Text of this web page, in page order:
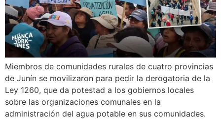
Miembros de comunidades rurales de cuatro provincias
de Junín se movilizaron para pedir la derogatoria de la
Ley 1260, que da potestad a los gobiernos locales
sobre las organizaciones comunales en la
administración del agua potable en sus comunidades.